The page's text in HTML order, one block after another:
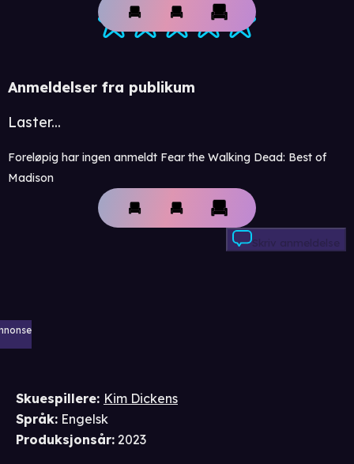
Anmeldelser fra publikum
Laster...
Foreløpig har ingen anmeldt Fear the Walking Dead: Best of
Madison
Skriv anmeldelse
Skuespillere: Kim Dickens
Språk: Engelsk
Produksjonsår: 2023